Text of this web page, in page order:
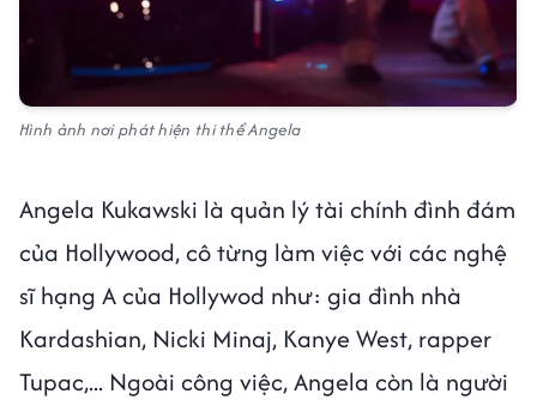
Hình ảnh nơi phát hiện thi thể Angela
Angela Kukawski là quản lý tài chính đình đám
của Hollywood, cô từng làm việc với các nghệ
sĩ hạng A của Hollywod như: gia đình nhà
Kardashian, Nicki Minaj, Kanye West, rapper
Tupac,... Ngoài công việc, Angela còn là người